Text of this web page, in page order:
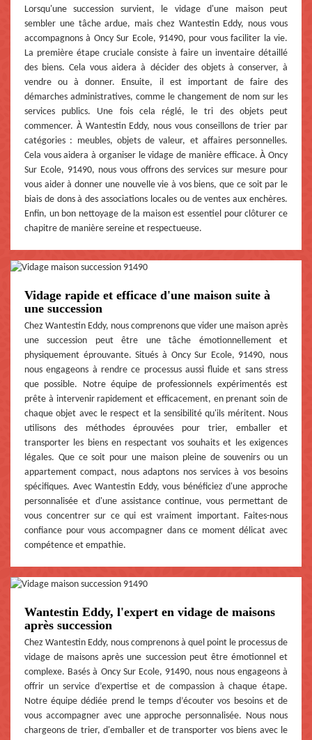
Lorsqu'une succession survient, le vidage d'une maison peut
sembler une tâche ardue, mais chez Wantestin Eddy, nous vous
accompagnons à Oncy Sur Ecole, 91490, pour vous faciliter la vie.
La première étape cruciale consiste à faire un inventaire détaillé
des biens. Cela vous aidera à décider des objets à conserver, à
vendre ou à donner. Ensuite, il est important de faire des
démarches administratives, comme le changement de nom sur les
services publics. Une fois cela réglé, le tri des objets peut
commencer. À Wantestin Eddy, nous vous conseillons de trier par
catégories : meubles, objets de valeur, et affaires personnelles.
Cela vous aidera à organiser le vidage de manière efficace. À Oncy
Sur Ecole, 91490, nous vous offrons des services sur mesure pour
vous aider à donner une nouvelle vie à vos biens, que ce soit par le
biais de dons à des associations locales ou de ventes aux enchères.
Enfin, un bon nettoyage de la maison est essentiel pour clôturer ce
chapitre de manière sereine et respectueuse.
Vidage rapide et efficace d'une maison suite à
une succession
Chez Wantestin Eddy, nous comprenons que vider une maison après
une succession peut être une tâche émotionnellement et
physiquement éprouvante. Situés à Oncy Sur Ecole, 91490, nous
nous engageons à rendre ce processus aussi fluide et sans stress
que possible. Notre équipe de professionnels expérimentés est
prête à intervenir rapidement et efficacement, en prenant soin de
chaque objet avec le respect et la sensibilité qu'ils méritent. Nous
utilisons des méthodes éprouvées pour trier, emballer et
transporter les biens en respectant vos souhaits et les exigences
légales. Que ce soit pour une maison pleine de souvenirs ou un
appartement compact, nous adaptons nos services à vos besoins
spécifiques. Avec Wantestin Eddy, vous bénéficiez d'une approche
personnalisée et d'une assistance continue, vous permettant de
vous concentrer sur ce qui est vraiment important. Faites-nous
confiance pour vous accompagner dans ce moment délicat avec
compétence et empathie.
Wantestin Eddy, l'expert en vidage de maisons
après succession
Chez Wantestin Eddy, nous comprenons à quel point le processus de
vidage de maisons après une succession peut être émotionnel et
complexe. Basés à Oncy Sur Ecole, 91490, nous nous engageons à
offrir un service d’expertise et de compassion à chaque étape.
Notre équipe dédiée prend le temps d’écouter vos besoins et de
vous accompagner avec une approche personnalisée. Nous nous
chargeons de trier, d'emballer et de transporter vos biens avec le